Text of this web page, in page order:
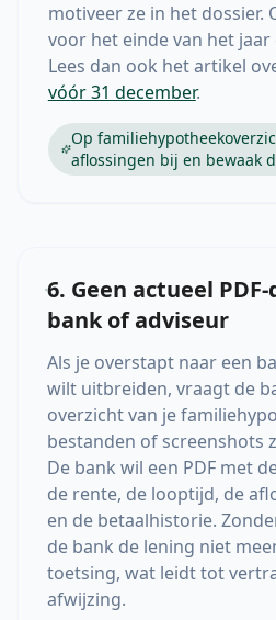
motiveer ze in het dossier.
voor het einde van het jaar
Lees dan ook het artikel
vóór 31 december.
Op
aflossingen bij en bewaak
6. Geen actueel
bank of adviseur
Als je overstapt naar een
wilt uitbreiden, vraagt de
overzicht van je
bestanden of screenshots
De bank wil een PDF met
de rente, de looptijd, de
en de betaalhistorie.
de bank de lening niet
toetsing, wat leidt tot
afwijzing.